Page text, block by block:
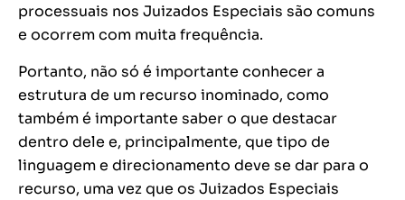
processuais nos Juizados Especiais são comuns
e ocorrem com muita frequência.
Portanto, não só é importante conhecer a
estrutura de um recurso inominado, como
também é importante saber o que destacar
dentro dele e, principalmente, que tipo de
linguagem e direcionamento deve se dar para o
recurso, uma vez que os Juizados Especiais